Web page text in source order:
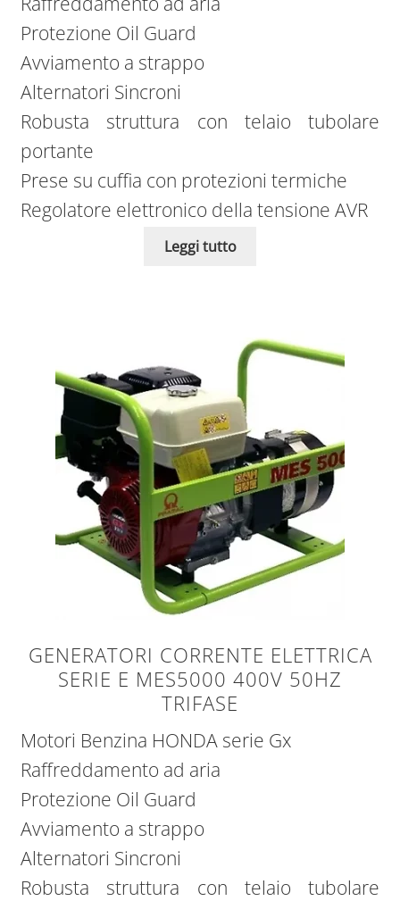
Protezione Oil Guard
Avviamento a strappo
Alternatori Sincroni
Robusta struttura con telaio tubolare
portante
Prese su cuffia con protezioni termiche
Regolatore elettronico della tensione AVR
Leggi tutto
GENERATORI CORRENTE ELETTRICA
SERIE E MES5000 400V 50HZ
TRIFASE
Motori Benzina HONDA serie Gx
Raffreddamento ad aria
Protezione Oil Guard
Avviamento a strappo
Alternatori Sincroni
Robusta struttura con telaio tubolare